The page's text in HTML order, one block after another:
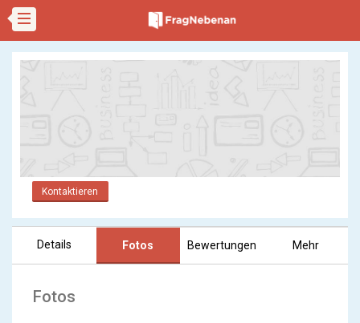
Kontaktieren
Details Fotos Bewertungen Mehr
Fotos